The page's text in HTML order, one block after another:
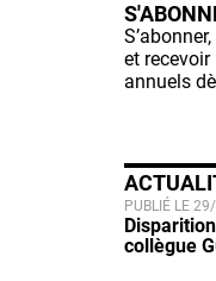
et
annuels
PUBLIÉ LE
collègue